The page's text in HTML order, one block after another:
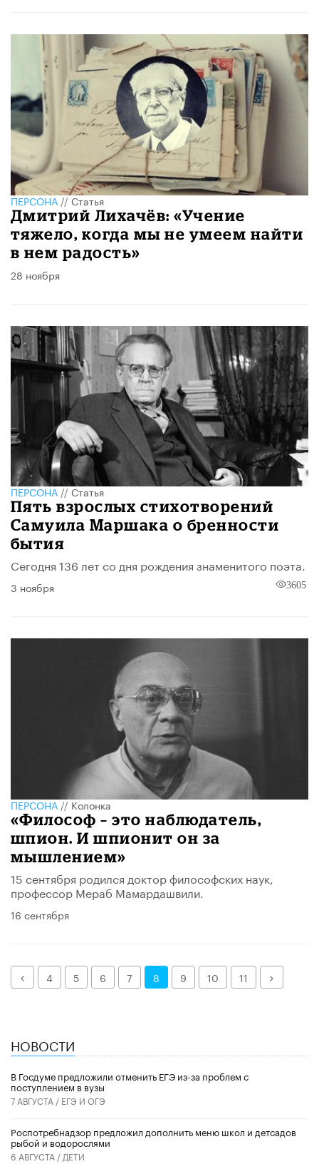
ПЕРСОНА//Статья
Дмитрий Лихачёв: «Учение
тяжело, когда мы не умеем найти
в нем радость»
28 ноября
ПЕРСОНА//Статья
Пять взрослых стихотворений
Самуила Маршака о бренности
бытия
Сегодня 136 лет со дня рождения знаменитого поэта.
3 ноября 3605
ПЕРСОНА//Колонка
«Философ – это наблюдатель,
шпион. И шпионит он за
мышлением»
15 сентября родился доктор философских наук,
профессор Мераб Мамардашвили.
16 сентября
Назад
4 5 6 7 8 9 10 11 Далее
НОВОСТИ
В Госдуме предложили отменить ЕГЭ из-за проблем с
поступлением в вузы
7 АВГУСТА / ЕГЭ И ОГЭ
Роспотребнадзор предложил дополнить меню школ и детсадов
рыбой и водорослями
6 АВГУСТА / ДЕТИ